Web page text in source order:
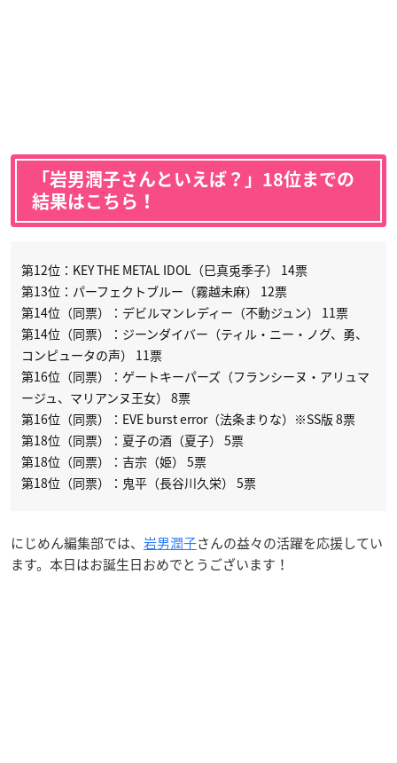
「岩男潤子さんといえば？」18位までの
結果はこちら！
第12位：KEY THE METAL IDOL（巳真兎季子） 14票
第13位：パーフェクトブルー（霧越未麻） 12票
第14位（同票）：デビルマンレディー（不動ジュン） 11票
第14位（同票）：ジーンダイバー（ティル・ニー・ノグ、勇、
コンピュータの声） 11票
第16位（同票）：ゲートキーパーズ（フランシーヌ・アリュマ
ージュ、マリアンヌ王女） 8票
第16位（同票）：EVE burst error（法条まりな）※SS版 8票
第18位（同票）：夏子の酒（夏子） 5票
第18位（同票）：吉宗（姫） 5票
第18位（同票）：鬼平（長谷川久栄） 5票
にじめん編集部では、 岩男潤子さんの益々の活躍を応援してい
ます。本日はお誕生日おめでとうございます！